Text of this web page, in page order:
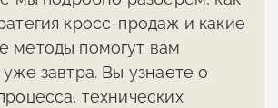
кросс-продаж и какие
методы помогут вам
завтра. Вы узнаете о
технических